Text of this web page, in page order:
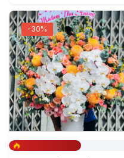
-30%